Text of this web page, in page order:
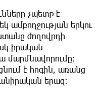
չպետք է
ամբողջության երկու
ժողովրդի
իրական
մարմնավորումը։
է հոգին, առանց
երազ։